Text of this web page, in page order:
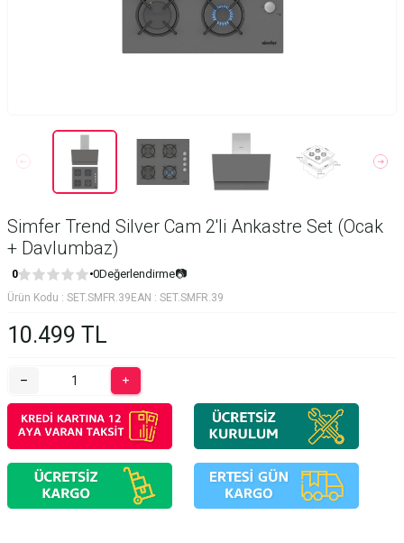
Simfer Trend Silver Cam 2'li Ankastre Set (Ocak
+ Davlumbaz)
0 0Değerlendirme📷
Ürün Kodu : SET.SMFR.39 EAN : SET.SMFR.39
10.499 TL